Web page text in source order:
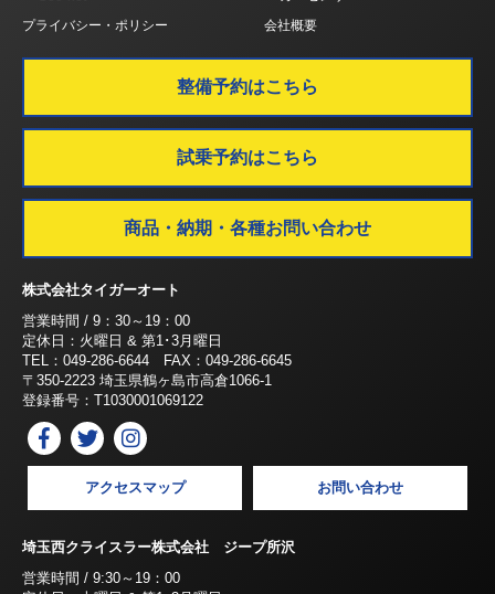
プライバシー・ポリシー
会社概要
整備予約はこちら
試乗予約はこちら
商品・納期・各種お問い合わせ
株式会社タイガーオート
営業時間 / 9：30～19：00
定休日：火曜日 & 第1･3月曜日
TEL：049-286-6644 FAX：049-286-6645
〒350-2223 埼玉県鶴ヶ島市高倉1066-1
登録番号：T1030001069122
アクセスマップ お問い合わせ
埼玉西クライスラー株式会社 ジープ所沢
営業時間 / 9:30～19：00